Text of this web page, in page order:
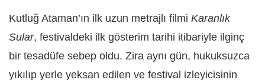
Kutluğ Ataman’ın ilk uzun metrajlı filmi Karanlık
Sular, festivaldeki ilk gösterim tarihi itibariyle ilginç
bir tesadüfe sebep oldu. Zira aynı gün, hukuksuzca
yıkılıp yerle yeksan edilen ve festival izleyicisinin